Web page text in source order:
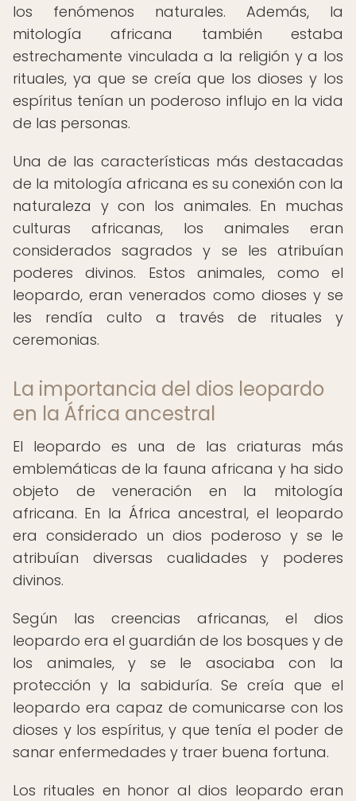
los fenómenos naturales. Además, la
mitología africana también estaba
estrechamente vinculada a la religión y a los
rituales, ya que se creía que los dioses y los
espíritus tenían un poderoso influjo en la vida
de las personas.
Una de las características más destacadas
de la mitología africana es su conexión con la
naturaleza y con los animales. En muchas
culturas africanas, los animales eran
considerados sagrados y se les atribuían
poderes divinos. Estos animales, como el
leopardo, eran venerados como dioses y se
les rendía culto a través de rituales y
ceremonias.
La importancia del dios leopardo
en la África ancestral
El leopardo es una de las criaturas más
emblemáticas de la fauna africana y ha sido
objeto de veneración en la mitología
africana. En la África ancestral, el leopardo
era considerado un dios poderoso y se le
atribuían diversas cualidades y poderes
divinos.
Según las creencias africanas, el dios
leopardo era el guardián de los bosques y de
los animales, y se le asociaba con la
protección y la sabiduría. Se creía que el
leopardo era capaz de comunicarse con los
dioses y los espíritus, y que tenía el poder de
sanar enfermedades y traer buena fortuna.
Los rituales en honor al dios leopardo eran